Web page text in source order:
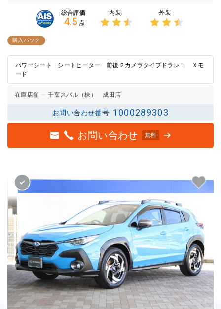
総合評価
4.5 点
内装 外装
購入パック
パワーシート シートヒーター 前後２カメラタイプドラレコ Ｘモ
ード
在庫店舗 千葉スバル（株） 成田店
お問い合わせ番号 1000289303
お問い合わせ 無料